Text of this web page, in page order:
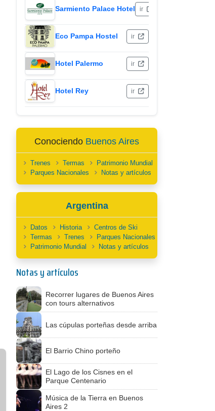
Sarmiento Palace Hotel ir
Eco Pampa Hostel ir
Hotel Palermo ir
Hotel Rey ir
Conociendo Buenos Aires
Trenes Termas
Patrimonio Mundial
Parques Nacionales
Notas y artículos
Argentina
Datos Historia
Centros de Ski
Termas
Trenes
Parques Nacionales
Patrimonio Mundial
Notas y artículos
Notas y artículos
Recorrer lugares de Buenos Aires
con tours alternativos
Las cúpulas porteñas desde arriba
El Barrio Chino porteño
El Lago de los Cisnes en el
Parque Centenario
Música de la Tierra en Buenos
Aires 2